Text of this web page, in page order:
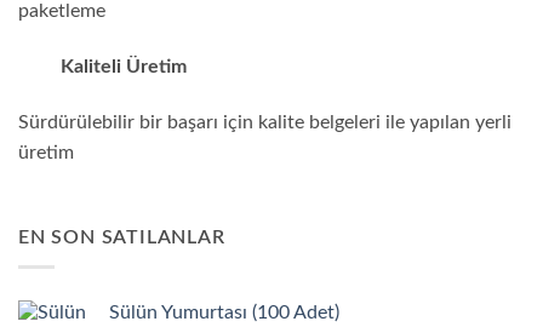
paketleme
Kaliteli Üretim
Sürdürülebilir bir başarı için kalite belgeleri ile yapılan yerli
üretim
EN SON SATILANLAR
Sülün Yumurtası (100 Adet)